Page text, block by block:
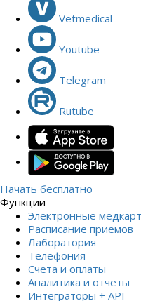
Vetmedical
Youtube
Telegram
Rutube
Начать бесплатно
Функции
Электронные
Расписание приемов
Лаборатория
Телефония
Счета и оплаты
Аналитика и отчеты
Интеграторы + API